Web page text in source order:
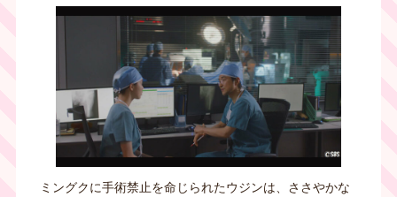
ミングクに手術禁止を命じられたウジンは、ささやかな